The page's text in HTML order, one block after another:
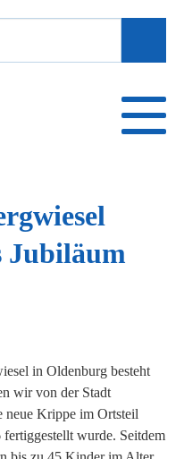
Jubiläum
in Oldenburg besteht
wir von der Stadt
neue Krippe im Ortsteil
wurde. Seitdem